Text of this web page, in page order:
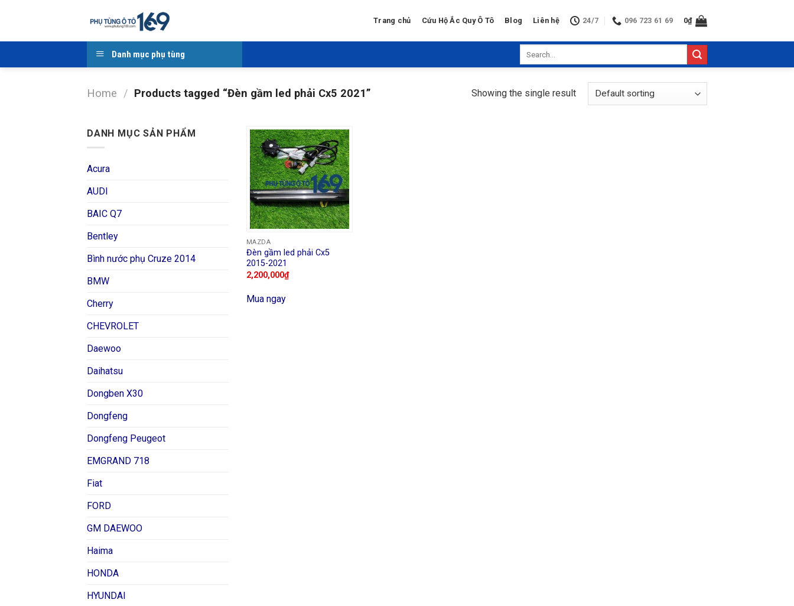
Trang chủ Cứu Hộ Ắc Quy Ô Tô Blog Liên hệ 24/7 096 723 61 69 0₫
Danh mục phụ tùng
Home / Products tagged “Đèn gầm led phải Cx5 2021” Showing the single result
DANH MỤC SẢN PHẨM
Acura
AUDI
BAIC Q7
Bentley
Bình nước phụ Cruze 2014
BMW
Cherry
CHEVROLET
Daewoo
Daihatsu
Dongben X30
Dongfeng
Dongfeng Peugeot
EMGRAND 718
Fiat
FORD
GM DAEWOO
Haima
HONDA
HYUNDAI
MAZDA
Đèn gầm led phải Cx5
2015-2021
2,200,000₫
Mua ngay